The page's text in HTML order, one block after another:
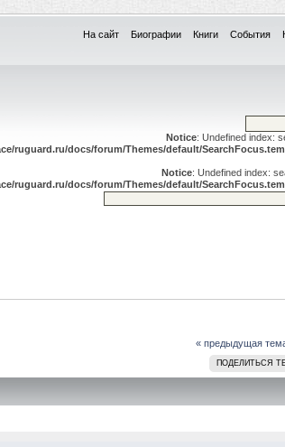
На сайт Биографии Книги События
Notice: Undefined index:
ruguard.ru/docs/forum/Themes/default/
Notice: Undefined index:
ruguard.ru/docs/forum/Themes/default/
« предыдущая
ПОДЕЛИТЬСЯ